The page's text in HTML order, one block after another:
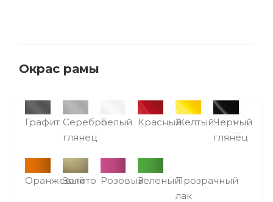
Окрас рамы
Графит Серебро
глянец
Белый КрасныйЖелтыйЧерный
глянец
Оранжевый
Золото РозовыйЗеленыйПрозрачный
лак